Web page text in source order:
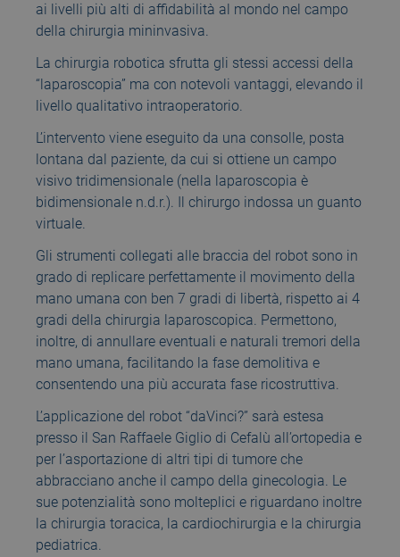
ai livelli più alti di affidabilità al mondo nel campo
della chirurgia mininvasiva.
La chirurgia robotica sfrutta gli stessi accessi della
“laparoscopia” ma con notevoli vantaggi, elevando il
livello qualitativo intraoperatorio.
L’intervento viene eseguito da una consolle, posta
lontana dal paziente, da cui si ottiene un campo
visivo tridimensionale (nella laparoscopia è
bidimensionale n.d.r.). Il chirurgo indossa un guanto
virtuale.
Gli strumenti collegati alle braccia del robot sono in
grado di replicare perfettamente il movimento della
mano umana con ben 7 gradi di libertà, rispetto ai 4
gradi della chirurgia laparoscopica. Permettono,
inoltre, di annullare eventuali e naturali tremori della
mano umana, facilitando la fase demolitiva e
consentendo una più accurata fase ricostruttiva.
L’applicazione del robot “daVinci?” sarà estesa
presso il San Raffaele Giglio di Cefalù all’ortopedia e
per l’asportazione di altri tipi di tumore che
abbracciano anche il campo della ginecologia. Le
sue potenzialità sono molteplici e riguardano inoltre
la chirurgia toracica, la cardiochirurgia e la chirurgia
pediatrica.